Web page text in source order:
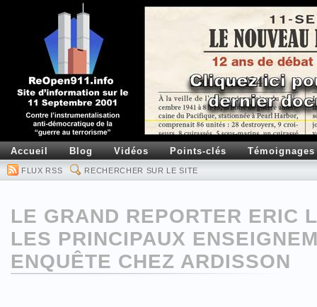
Accueil Blog Vidéos Points-clés Témoignages
FLUX RSS RECHERCHER SUR LE SITE
LE GRAND REPORTER ERIC
LES PRINCIPAUX
ENQUÊTE CHEZ ARDISSON